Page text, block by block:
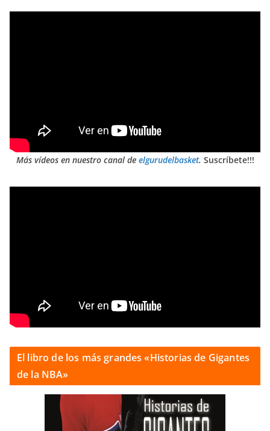
Más vídeos en nuestro canal de elgurudelbasket. Suscríbete!!!
El libro de los más grandes «Historias de Gigantes
de la NBA»